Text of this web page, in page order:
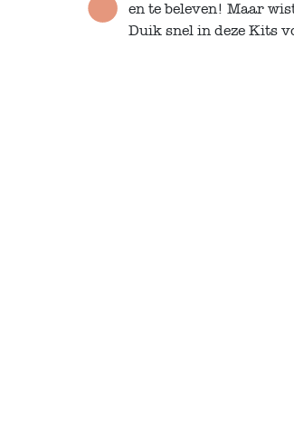
en te beleven! Maar
Duik snel in deze Kits